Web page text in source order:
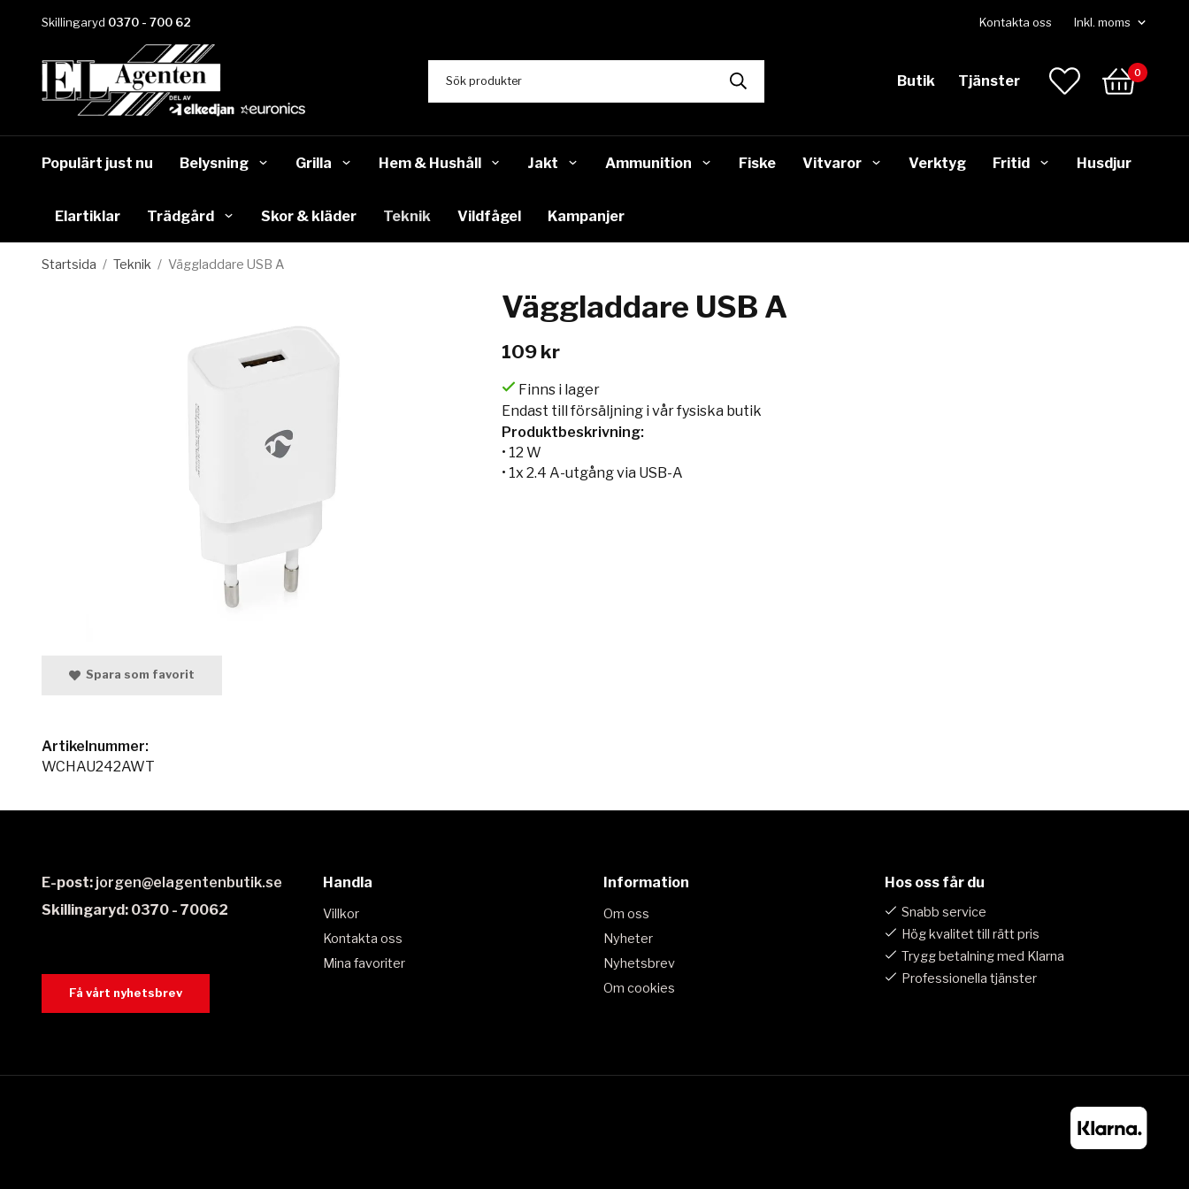
Skillingaryd 0370 - 700 62 Kontakta oss
Butik Tjänster
0
Populärt just nu Belysning Grilla Hem & Hushåll Jakt Ammunition Fiske Vitvaror Verktyg Fritid Husdjur
Elartiklar Trädgård Skor & kläder Teknik Vildfågel Kampanjer
Startsida / Teknik / Väggladdare USB A
Väggladdare USB A
109 kr
Finns i lager
Endast till försäljning i vår fysiska butik
Produktbeskrivning:
• 12 W
• 1x 2.4 A-utgång via USB-A
Spara som favorit
Artikelnummer:
WCHAU242AWT
E-post: jorgen@elagentenbutik.se
Skillingaryd: 0370 - 70062
Få vårt nyhetsbrev
Handla
Villkor
Kontakta oss
Mina favoriter
Information
Om oss
Nyheter
Nyhetsbrev
Om cookies
Hos oss får du
Snabb service
Hög kvalitet till rätt pris
Trygg betalning med Klarna
Professionella tjänster